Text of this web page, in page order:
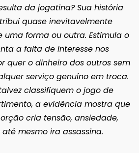
da jogatina? Sua história
quase inevitavelmente
uma forma ou outra. Estimula o
a falta de interesse nos
quer o dinheiro dos outros sem
serviço genuíno em troca.
classifiquem o jogo de
a evidência mostra que
cria tensão, ansiedade,
mesmo ira assassina.